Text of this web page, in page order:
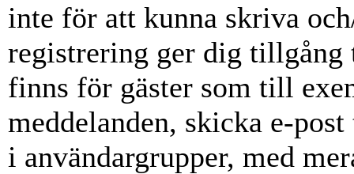
inte för att kunna skriva
registrering ger dig
finns för gäster som till
meddelanden, skicka e-
i användargrupper, med